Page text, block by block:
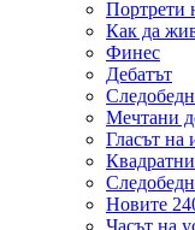
Портрети
Как да
Финес
Дебатът
Мечтани
Гласът на
Новите
Часът на